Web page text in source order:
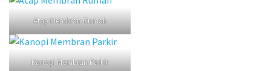
Atap Membran Rumah
Kanopi Membran Parkir